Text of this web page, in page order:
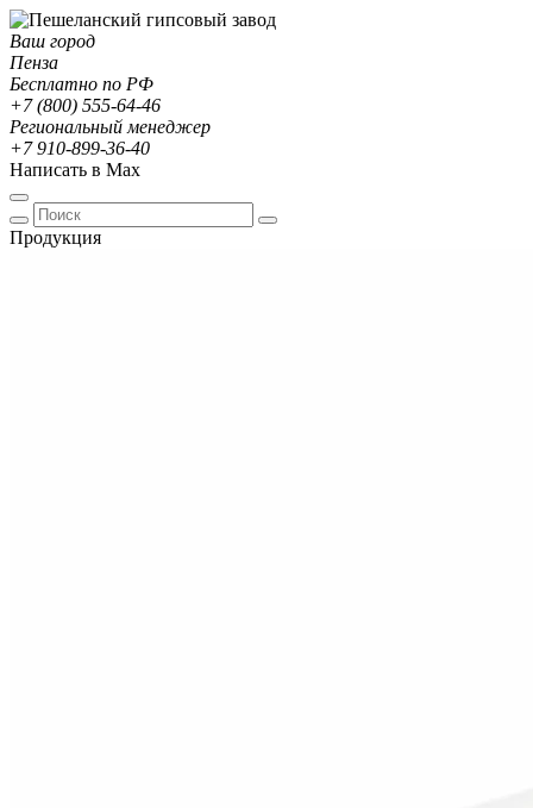
Ваш город
Пенза
Бесплатно по РФ
+7 (800) 555-64-46
Региональный менеджер
+7 910-899-36-40
Написать в Max
Продукция